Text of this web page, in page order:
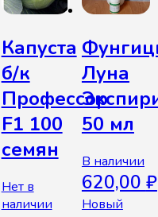
Капуста
б/к
Профессор
F1 100
семян
Нет в
наличии
Луна
50 мл
В наличии
620,00 ₽
Новый